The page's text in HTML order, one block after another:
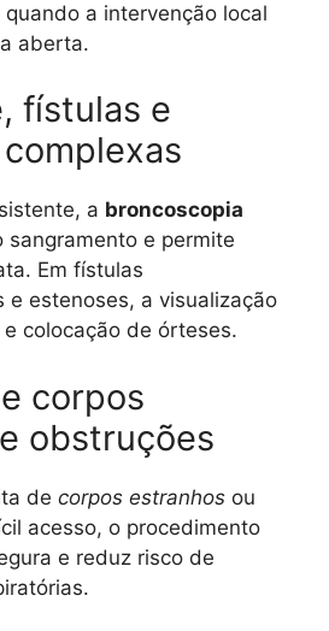
a intervenção local
aberta.
fístulas e
a broncoscopia
sangramento e permite
Em fístulas
e estenoses, a visualização
colocação de órteses.
corpos
obstruções
de corpos estranhos ou
acesso, o procedimento
e reduz risco de